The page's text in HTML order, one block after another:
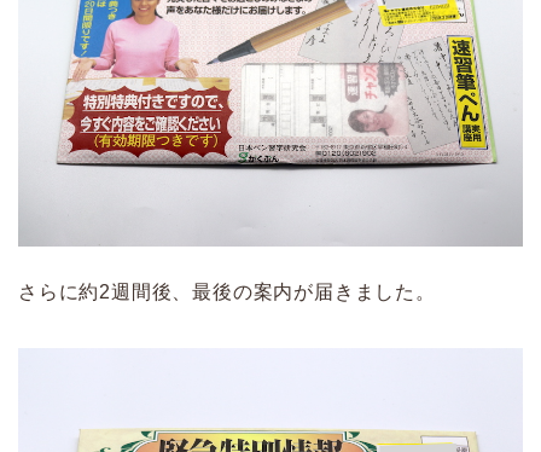
さらに約2週間後、最後の案内が届きました。